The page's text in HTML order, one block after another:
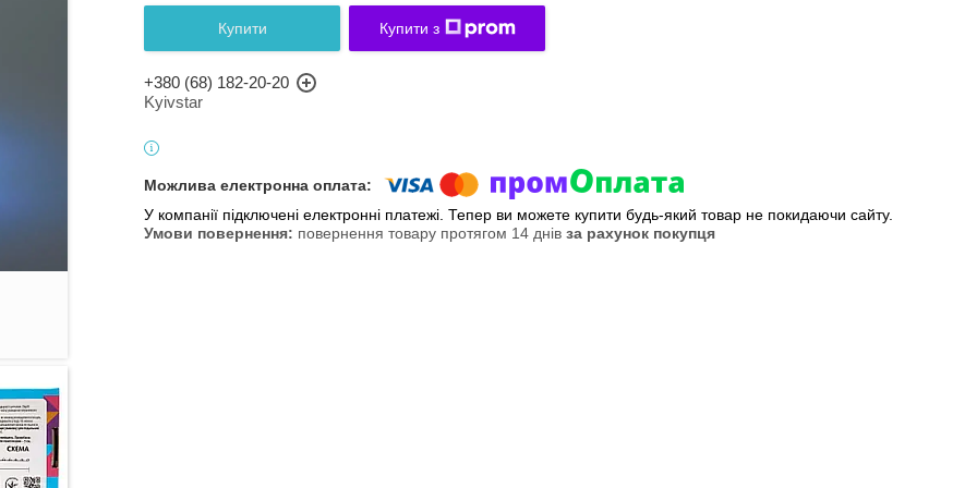
Купити Купити з
+380 (68) 182-20-20
Kyivstar
У компанії підключені електронні платежі. Тепер ви можете купити будь-який товар не покидаючи сайту.
повернення товару протягом 14 днів за рахунок покупця